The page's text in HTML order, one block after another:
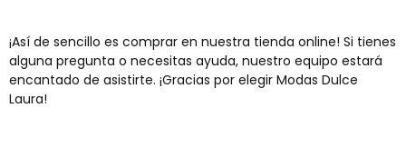
¡Así de sencillo es comprar en nuestra tienda online! Si tienes
alguna pregunta o necesitas ayuda, nuestro equipo estará
encantado de asistirte. ¡Gracias por elegir Modas Dulce
Laura!